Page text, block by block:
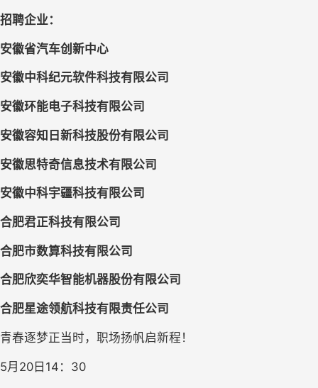
招聘企业：
安徽省汽车创新中心
安徽中科纪元软件科技有限公司
安徽环能电子科技有限公司
安徽容知日新科技股份有限公司
安徽思特奇信息技术有限公司
安徽中科宇疆科技有限公司
合肥君正科技有限公司
合肥市数算科技有限公司
合肥欣奕华智能机器股份有限公司
合肥星途领航科技有限责任公司
青春逐梦正当时，职场扬帆启新程！
5月 20日 14：30